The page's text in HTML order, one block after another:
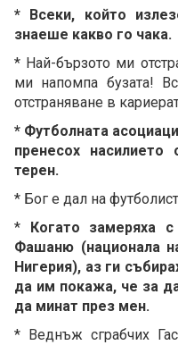
* Всеки, който
знаеше какво го чака.
* Най-бързото ми
ми напомпа бузата!
отстраняване в
* Футболната
пренесох насилието
терен.
* Бог е дал на
* Когато замеряха
Фашаню (национала
Нигерия), аз ги
да им покажа, че за
да минат през мен.
* Веднъж сграбчих